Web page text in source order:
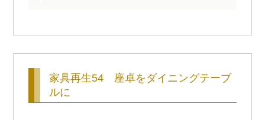
家具再生54 座卓をダイニングテーブ
ルに